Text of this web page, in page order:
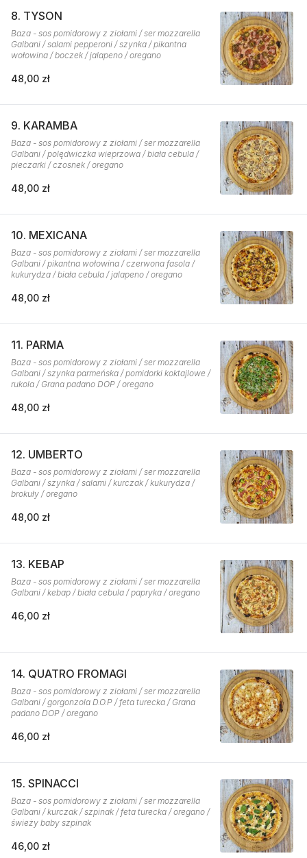
8. TYSON
Baza - sos pomidorowy z ziołami / ser mozzarella
Galbani / salami pepperoni / szynka / pikantna
wołowina / boczek / jalapeno / oregano
48,00 zł
9. KARAMBA
Baza - sos pomidorowy z ziołami / ser mozzarella
Galbani / polędwiczka wieprzowa / biała cebula /
pieczarki / czosnek / oregano
48,00 zł
10. MEXICANA
Baza - sos pomidorowy z ziołami / ser mozzarella
Galbani / pikantna wołowina / czerwona fasola /
kukurydza / biała cebula / jalapeno / oregano
48,00 zł
11. PARMA
Baza - sos pomidorowy z ziołami / ser mozzarella
Galbani / szynka parmeńska / pomidorki koktajlowe /
rukola / Grana padano DOP / oregano
48,00 zł
12. UMBERTO
Baza - sos pomidorowy z ziołami / ser mozzarella
Galbani / szynka / salami / kurczak / kukurydza /
brokuły / oregano
48,00 zł
13. KEBAP
Baza - sos pomidorowy z ziołami / ser mozzarella
Galbani / kebap / biała cebula / papryka / oregano
46,00 zł
14. QUATRO FROMAGI
Baza - sos pomidorowy z ziołami / ser mozzarella
Galbani / gorgonzola D.O.P / feta turecka / Grana
padano DOP / oregano
46,00 zł
15. SPINACCI
Baza - sos pomidorowy z ziołami / ser mozzarella
Galbani / kurczak / szpinak / feta turecka / oregano /
świeży baby szpinak
46,00 zł